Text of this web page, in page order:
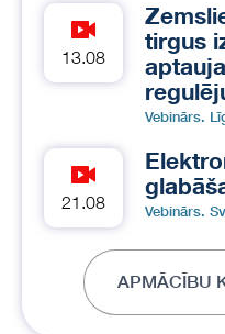
13.08
tirgus
Vebinārs.
21.08 Vebinārs.
APMĀCĪBU